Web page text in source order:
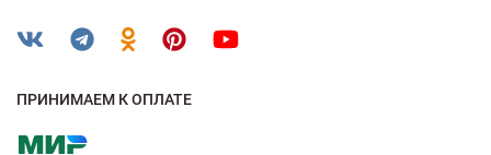
ПРИНИМАЕМ К ОПЛАТЕ